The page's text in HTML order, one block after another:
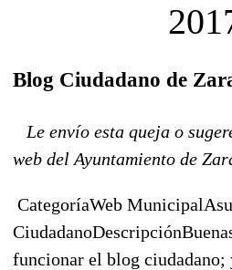
Blog Ciudadano de
Le envío esta queja o
web del Ayuntamiento de
CategoríaWeb
funcionar el blog ciudadano;